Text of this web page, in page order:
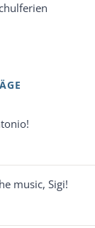
music, Sigi!